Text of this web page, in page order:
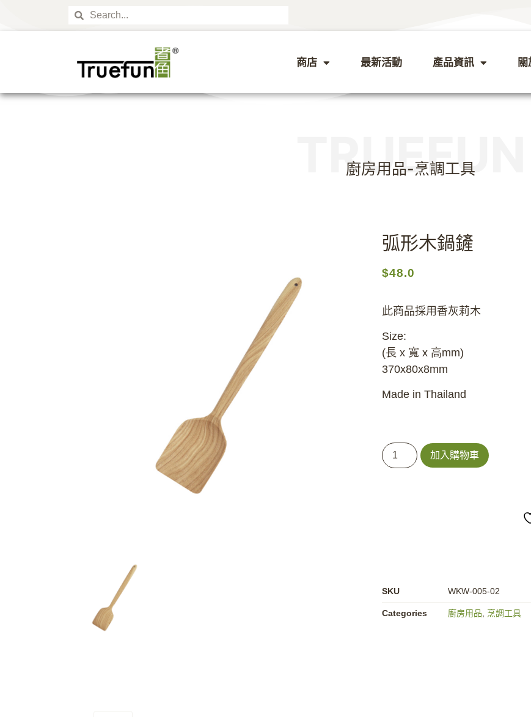
商店 最新活動 產品資訊
TRUEFUN
廚房用品-烹調工具
弧形木鍋鏟
$48.0
此商品採用香灰莉木
Size:
(長 x 寬 x 高mm)
370x80x8mm
Made in Thailand
加入購物車
SKU WKW-005-02
Categories 廚房用品 烹調工具